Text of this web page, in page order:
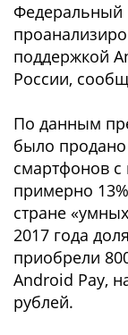
Федеральный
поддержкой
России,
По данным
было
смартфонов
примерно
стране
2017 года
приобрели
Android Pay,
рублей.